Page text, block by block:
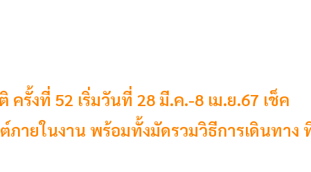
รั้งที่ 52 เริ่มวันที่ 28 มี.ค.-8 เม.ย.67 เช็ค
ภายในงาน พร้อมทั้งมัดรวมวิธีการเดินทาง